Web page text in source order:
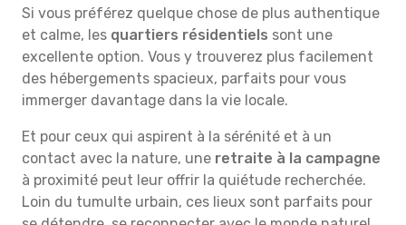
Si vous préférez quelque chose de plus authentique
et calme, les quartiers résidentiels sont une
excellente option. Vous y trouverez plus facilement
des hébergements spacieux, parfaits pour vous
immerger davantage dans la vie locale.
Et pour ceux qui aspirent à la sérénité et à un
contact avec la nature, une retraite à la campagne
à proximité peut leur offrir la quiétude recherchée.
Loin du tumulte urbain, ces lieux sont parfaits pour